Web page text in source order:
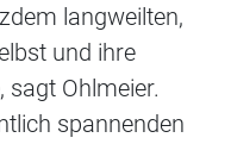
langweilten,
und ihre
sagt Ohlmeier.
spannenden